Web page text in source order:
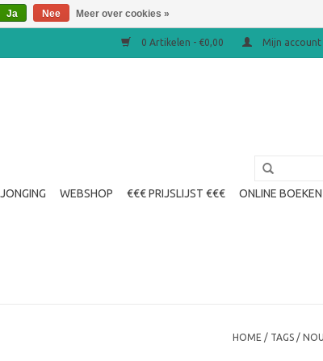
0 Artikelen - €0,00 Mijn
WEBSHOP €€€ PRIJSLIJST €€€ ONLINE BOEKEN
HOME / TAGS /
Ja Nee Meer over cookies »